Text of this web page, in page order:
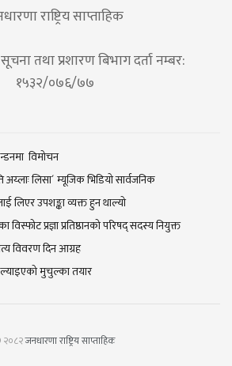
राष्ट्रिय साप्ताहिक
तथा प्रशारण बिभाग दर्ता नम्बर:
१५३२/०७६/७७
विमोचन
लिसा´ म्यूजिक भिडियाे सार्वजनिक
लिएर उपशङ्का व्यक्त हुन थाल्याे
प्रज्ञा प्रतिष्ठानको परिषद् सदस्य नियुक्त
विवरण दिन आग्रह
मुचुल्का तयार
२०८२जनधारणा राष्ट्रिय साप्ताहिक